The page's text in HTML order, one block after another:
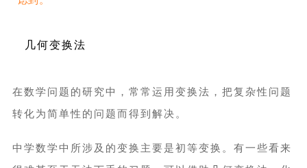
几何变换法
在数学问题的研究中，常常运用变换法，把复杂性问题
转化为简单性的问题而得到解决。
中学数学中所涉及的变换主要是初等变换。有一些看来